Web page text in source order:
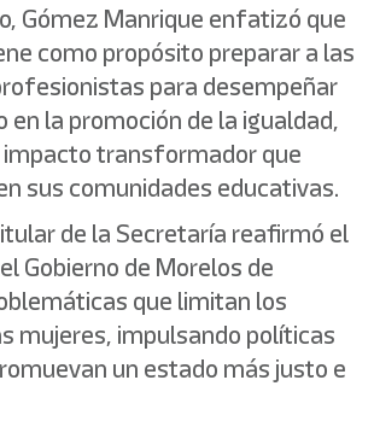
Gómez Manrique enfatizó que
como propósito preparar a las
para desempeñar
en la promoción de la igualdad,
transformador que
sus comunidades educativas.
de la Secretaría reafirmó el
Gobierno de Morelos de
que limitan los
mujeres, impulsando políticas
un estado más justo e